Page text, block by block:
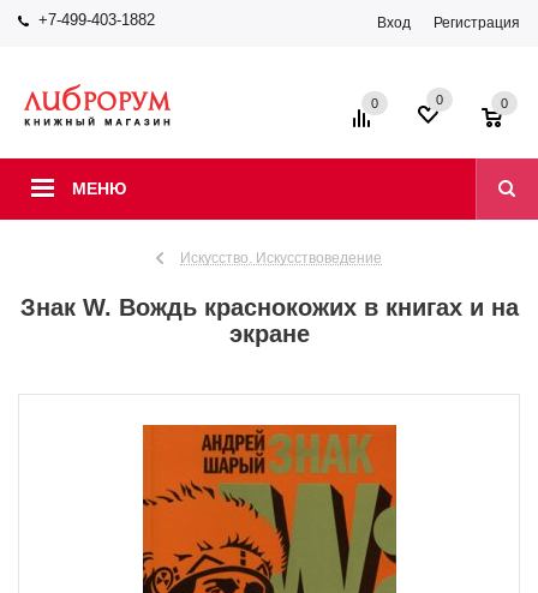
+7-499-403-1882 Вход Регистрация
МЕНЮ
0 0 0
Искусство. Искусствоведение
Знак W. Вождь краснокожих в книгах и на
экране